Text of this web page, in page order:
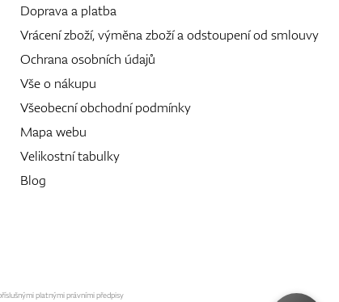
Doprava a platba
Vrácení zboží, výměna zboží a odstoupení od smlouvy
Ochrana osobních údajů
Vše o nákupu
Všeobecní obchodní podmínky
Mapa webu
Velikostní tabulky
Blog
platnými právními předpisy